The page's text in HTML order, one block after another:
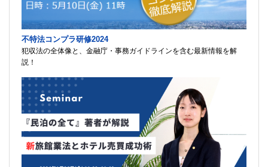
不特法コンプラ研修2024
犯収法の全体像と、金融庁・事務ガイドラインを含む最新情報を解
説！